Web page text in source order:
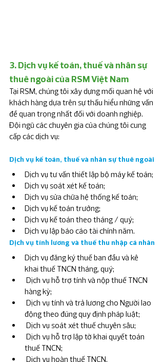
3. Dịch vụ kế toán, thuế và nhân sự
thuê ngoài của RSM Việt Nam
Tại RSM, chúng tôi xây dựng mối quan hệ với
khách hàng dựa trên sự thấu hiểu những vấn
đề quan trọng nhất đối với doanh nghiệp.
Đội ngũ các chuyên gia của chúng tôi cung
cấp các dịch vụ:
Dịch vụ kế toán, thuế và nhân sự thuê ngoài
Dịch vụ tư vấn thiết lập bộ máy kế toán;
Dịch vụ soát xét kế toán;
Dịch vụ sửa chữa hệ thống kế toán;
Dịch vụ kế toán trưởng;
Dịch vụ kế toán theo tháng / quý;
Dịch vụ lập báo cáo tài chính năm.
Dịch vụ tính lương và thuế thu nhập cá nhân
Dịch vụ đăng ký thuế ban đầu và kê
khai thuế TNCN tháng, quý;
hàng kỳ;
động theo đúng quy định pháp luật;
Dịch vụ soát xét thuế chuyên sâu;
thuế TNCN;
Dịch vụ hoàn thuế TNCN.